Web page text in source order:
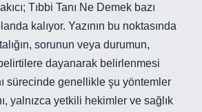
Tıbbi Tanı Ne Demek bazı
kalıyor. Yazının bu noktasında
sorunun veya durumun,
dayanarak belirlenmesi
sürecinde genellikle şu yöntemler
yalnızca yetkili hekimler ve sağlık